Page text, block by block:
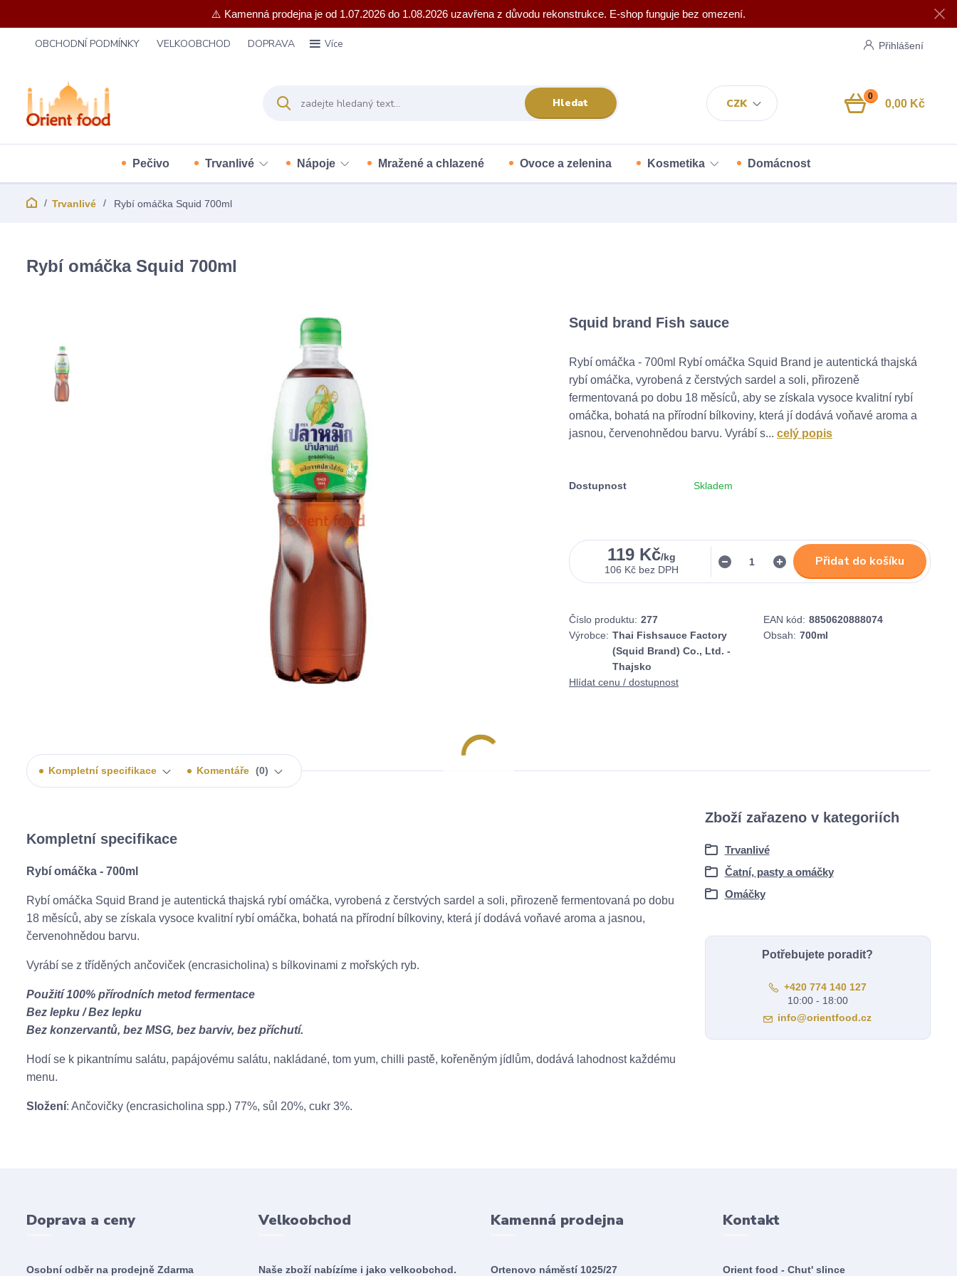
⚠️ Kamenná prodejna je od 1.07.2026 do 1.08.2026 uzavřena z důvodu rekonstrukce. E-shop funguje bez omezení.
OBCHODNÍ PODMÍNKY VELKOOBCHOD DOPRAVA Více
CZK
Přihlášení
Hledat 0
0,00 Kč
Pečivo Trvanlivé Nápoje Mražené a chlazené Ovoce a zelenina Kosmetika Domácnost
Trvanlivé Rybí omáčka Squid 700ml
Rybí omáčka Squid 700ml
Squid brand Fish sauce
Rybí omáčka - 700ml Rybí omáčka Squid Brand je autentická thajská
rybí omáčka, vyrobená z čerstvých sardel a soli, přirozeně
fermentovaná po dobu 18 měsíců, aby se získala vysoce kvalitní rybí
omáčka, bohatá na přírodní bílkoviny, která jí dodává voňavé aroma a
jasnou, červenohnědou barvu. Vyrábí s... celý popis
Dostupnost Skladem
119 Kč/kg
106 Kč bez DPH
Přidat do košíku
Číslo produktu: 277 EAN kód: 8850620888074
Výrobce: Thai Fishsauce Factory
(Squid Brand) Co., Ltd. -
Thajsko
Obsah: 700ml
Hlídat cenu / dostupnost
Kompletní specifikace Komentáře 0
Kompletní specifikace
Rybí omáčka - 700ml
Rybí omáčka Squid Brand je autentická thajská rybí omáčka, vyrobená z čerstvých sardel a soli, přirozeně fermentovaná po dobu
18 měsíců, aby se získala vysoce kvalitní rybí omáčka, bohatá na přírodní bílkoviny, která jí dodává voňavé aroma a jasnou,
červenohnědou barvu.
Vyrábí se z tříděných ančoviček (encrasicholina) s bílkovinami z mořských ryb.
Použití 100% přírodních metod fermentace
Bez lepku / Bez lepku
Bez konzervantů, bez MSG, bez barviv, bez příchutí.
Hodí se k pikantnímu salátu, papájovému salátu, nakládané, tom yum, chilli pastě, kořeněným jídlům, dodává lahodnost každému
menu.
Složení: Ančovičky (encrasicholina spp.) 77%, sůl 20%, cukr 3%.
Zboží zařazeno v kategoriích
Trvanlivé
Čatní, pasty a omáčky
Omáčky
Potřebujete poradit?
+420 774 140 127
10:00 - 18:00
info@orientfood.cz
Doprava a ceny
Osobní odběr na prodejně Zdarma
Velkoobchod
Naše zboží nabízíme i jako velkoobchod.
Kamenná prodejna
Ortenovo náměstí 1025/27
Kontakt
Orient food - Chut' slince